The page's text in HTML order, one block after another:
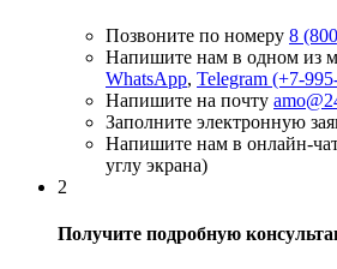
Позвоните по номеру 8
Напишите нам в одном из
WhatsApp, Telegram (+7-
Напишите на почту
Заполните электронную
Напишите нам в онлайн-
углу экрана)
2
Получите подробную